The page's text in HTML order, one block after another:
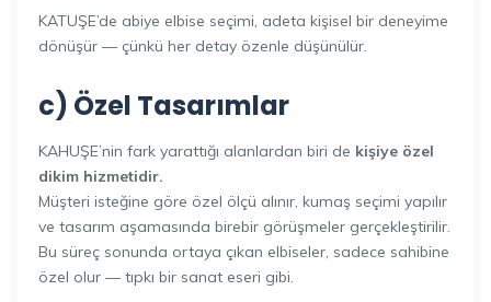
KATUŞE’de abiye elbise seçimi, adeta kişisel bir deneyime
dönüşür — çünkü her detay özenle düşünülür.
c) Özel Tasarımlar
KAHUŞE’nin fark yarattığı alanlardan biri de kişiye özel
dikim hizmetidir.
Müşteri isteğine göre özel ölçü alınır, kumaş seçimi yapılır
ve tasarım aşamasında birebir görüşmeler gerçekleştirilir.
Bu süreç sonunda ortaya çıkan elbiseler, sadece sahibine
özel olur — tıpkı bir sanat eseri gibi.